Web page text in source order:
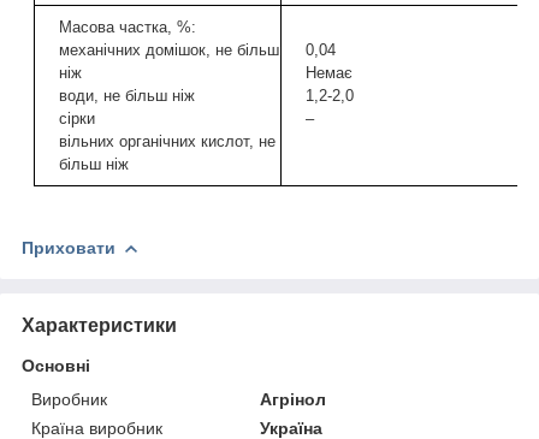
Масова частка, %:
механічних домішок, не більш
ніж
води, не більш ніж
сірки
вільних органічних кислот, не
більш ніж
0,04
Немає
1,2-2,0
–
Приховати
Характеристики
Основні
Виробник
Агрінол
Країна виробник
Україна